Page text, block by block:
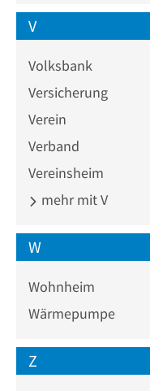
V
Volksbank
Versicherung
Verein
Verband
Vereinsheim
mehr mit V
W
Wohnheim
Wärmepumpe
Z